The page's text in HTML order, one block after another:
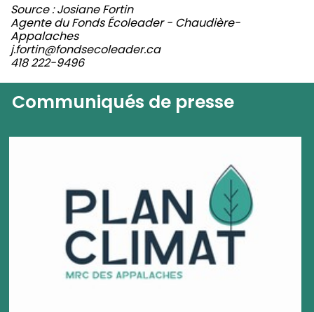
Source : Josiane Fortin
Agente du Fonds Écoleader - Chaudière-
Appalaches
j.fortin@fondsecoleader.ca
418 222-9496
Communiqués de presse